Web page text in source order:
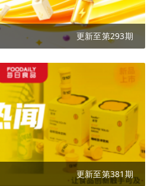
更新至第293期
更新至第381期